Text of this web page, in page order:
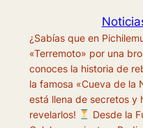
¿Sabías que en
«Terremoto» por una
conoces la historia de
la famosa «Cueva de la
está llena de secretos y
revelarlos!
Desde la